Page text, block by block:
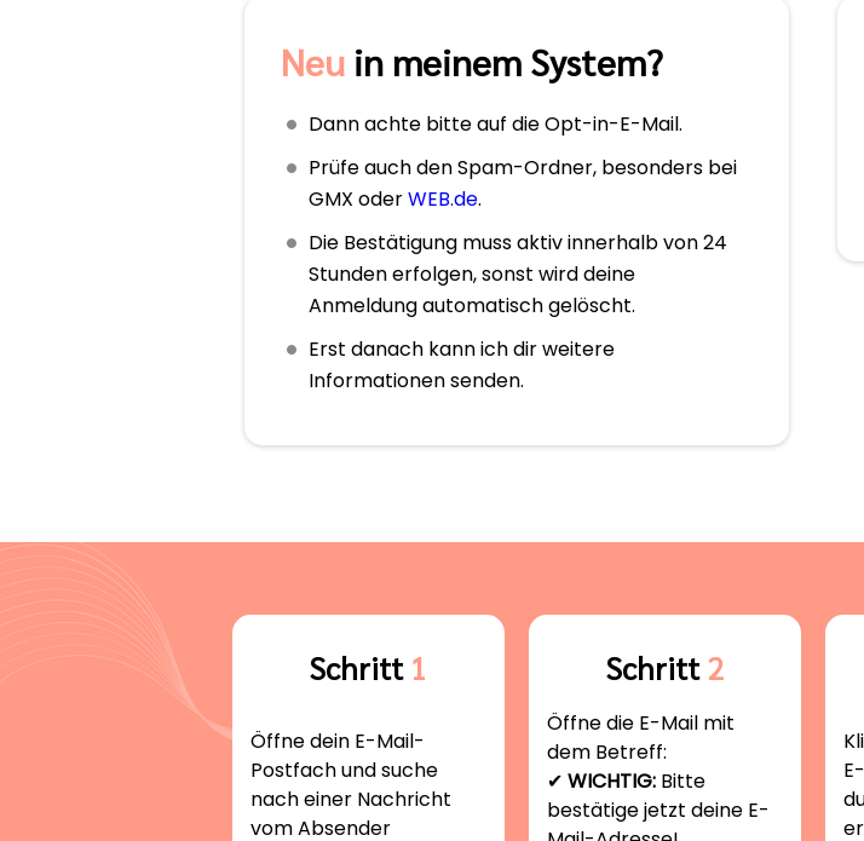
Neu in meinem System?
Dann achte bitte auf die Opt-in-E-Mail.
Prüfe auch den Spam-Ordner, besonders bei
GMX oderWEB.de.
Die Bestätigung muss aktiv innerhalb von 24
Stunden erfolgen, sonst wird deine
Anmeldung automatisch gelöscht.
Erst danach kann ich dir weitere
Informationen senden.
Schritt 1
Öffne dein E-Mail-
Postfach und suche
nach einer Nachricht
vom Absender
Schritt2
Öffne die E-Mail mit
dem Betreff:
✔ WICHTIG: Bitte
bestätige jetzt deine E-